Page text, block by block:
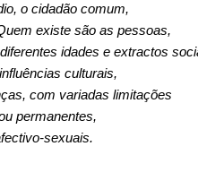
o cidadão comum,
existe são as pessoas,
idades e extractos
culturais,
com variadas limitações
permanentes,
sexuais.